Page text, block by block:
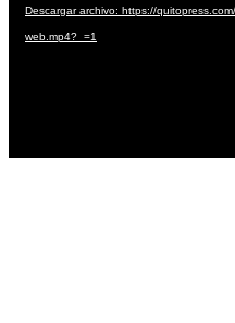
Descargar archivo: https://
web.mp4?_=1